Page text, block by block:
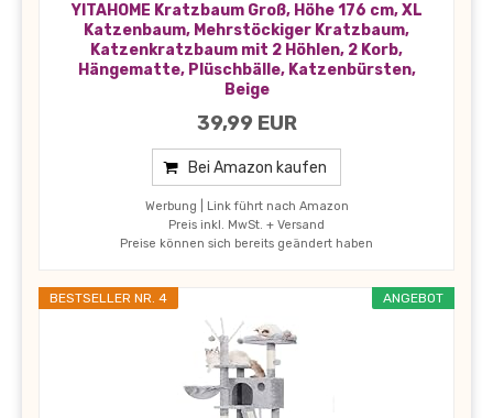
YITAHOME Kratzbaum Groß, Höhe 176 cm, XL
Katzenbaum, Mehrstöckiger Kratzbaum,
Katzenkratzbaum mit 2 Höhlen, 2 Korb,
Hängematte, Plüschbälle, Katzenbürsten,
Beige
39,99 EUR
Bei Amazon kaufen
Werbung | Link führt nach Amazon
Preis inkl. MwSt. + Versand
Preise können sich bereits geändert haben
ANGEBOT
BESTSELLER NR. 4